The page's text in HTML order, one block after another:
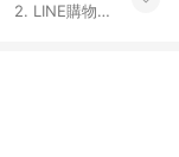
2. LINE購物
品，將無法獲
如取消訂